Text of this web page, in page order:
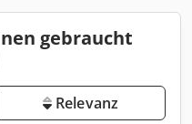
gebraucht
Relevanz